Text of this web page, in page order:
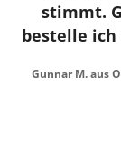
stimmt.
bestelle ich
Gunnar M. aus